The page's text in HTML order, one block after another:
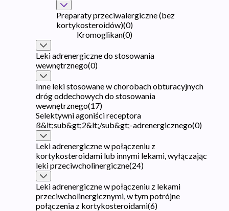
Preparaty przeciwalergiczne (bez
kortykosteroidów)(0)
Kromoglikan(0)
Leki adrenergiczne do stosowania
wewnętrznego(0)
Inne leki stosowane w chorobach obturacyjnych
dróg oddechowych do stosowania
wewnętrznego(17)
Selektywni agoniści receptora
ß&lt;sub&gt;2&lt;/sub&gt;-adrenergicznego(0)
Leki adrenergiczne w połączeniu z
kortykosteroidami lub innymi lekami, wyłączając
leki przeciwcholinergiczne(24)
Leki adrenergiczne w połączeniu z lekami
przeciwcholinergicznymi, w tym potrójne
połączenia z kortykosteroidami(6)